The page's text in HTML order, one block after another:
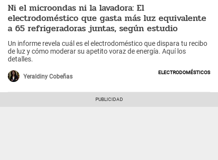
Ni el microondas ni la lavadora: El
electrodoméstico que gasta más luz equivalente
a 65 refrigeradoras juntas, según estudio
Un informe revela cuál es el electrodoméstico que dispara tu recibo
de luz y cómo moderar su apetito voraz de energía. Aquí los
detalles.
Yeraldiny Cobeñas
Electrodomésticos